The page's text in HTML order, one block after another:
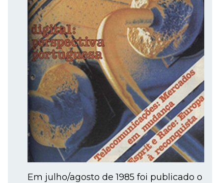
Em julho/agosto de 1985 foi publicado o